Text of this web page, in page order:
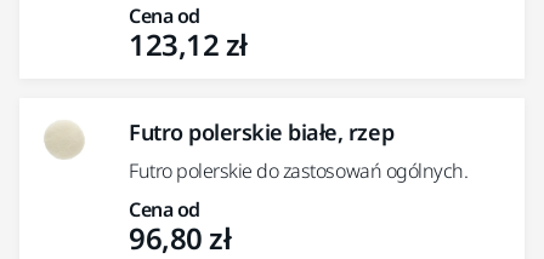
Cena od
123,12 zł
Futro polerskie białe, rzep
Futro polerskie do zastosowań ogólnych.
Cena od
96,80 zł